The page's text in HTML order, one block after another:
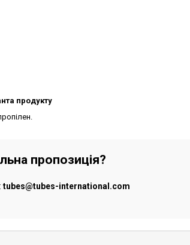
продукту
пропозиція?
tubes@tubes-international.com